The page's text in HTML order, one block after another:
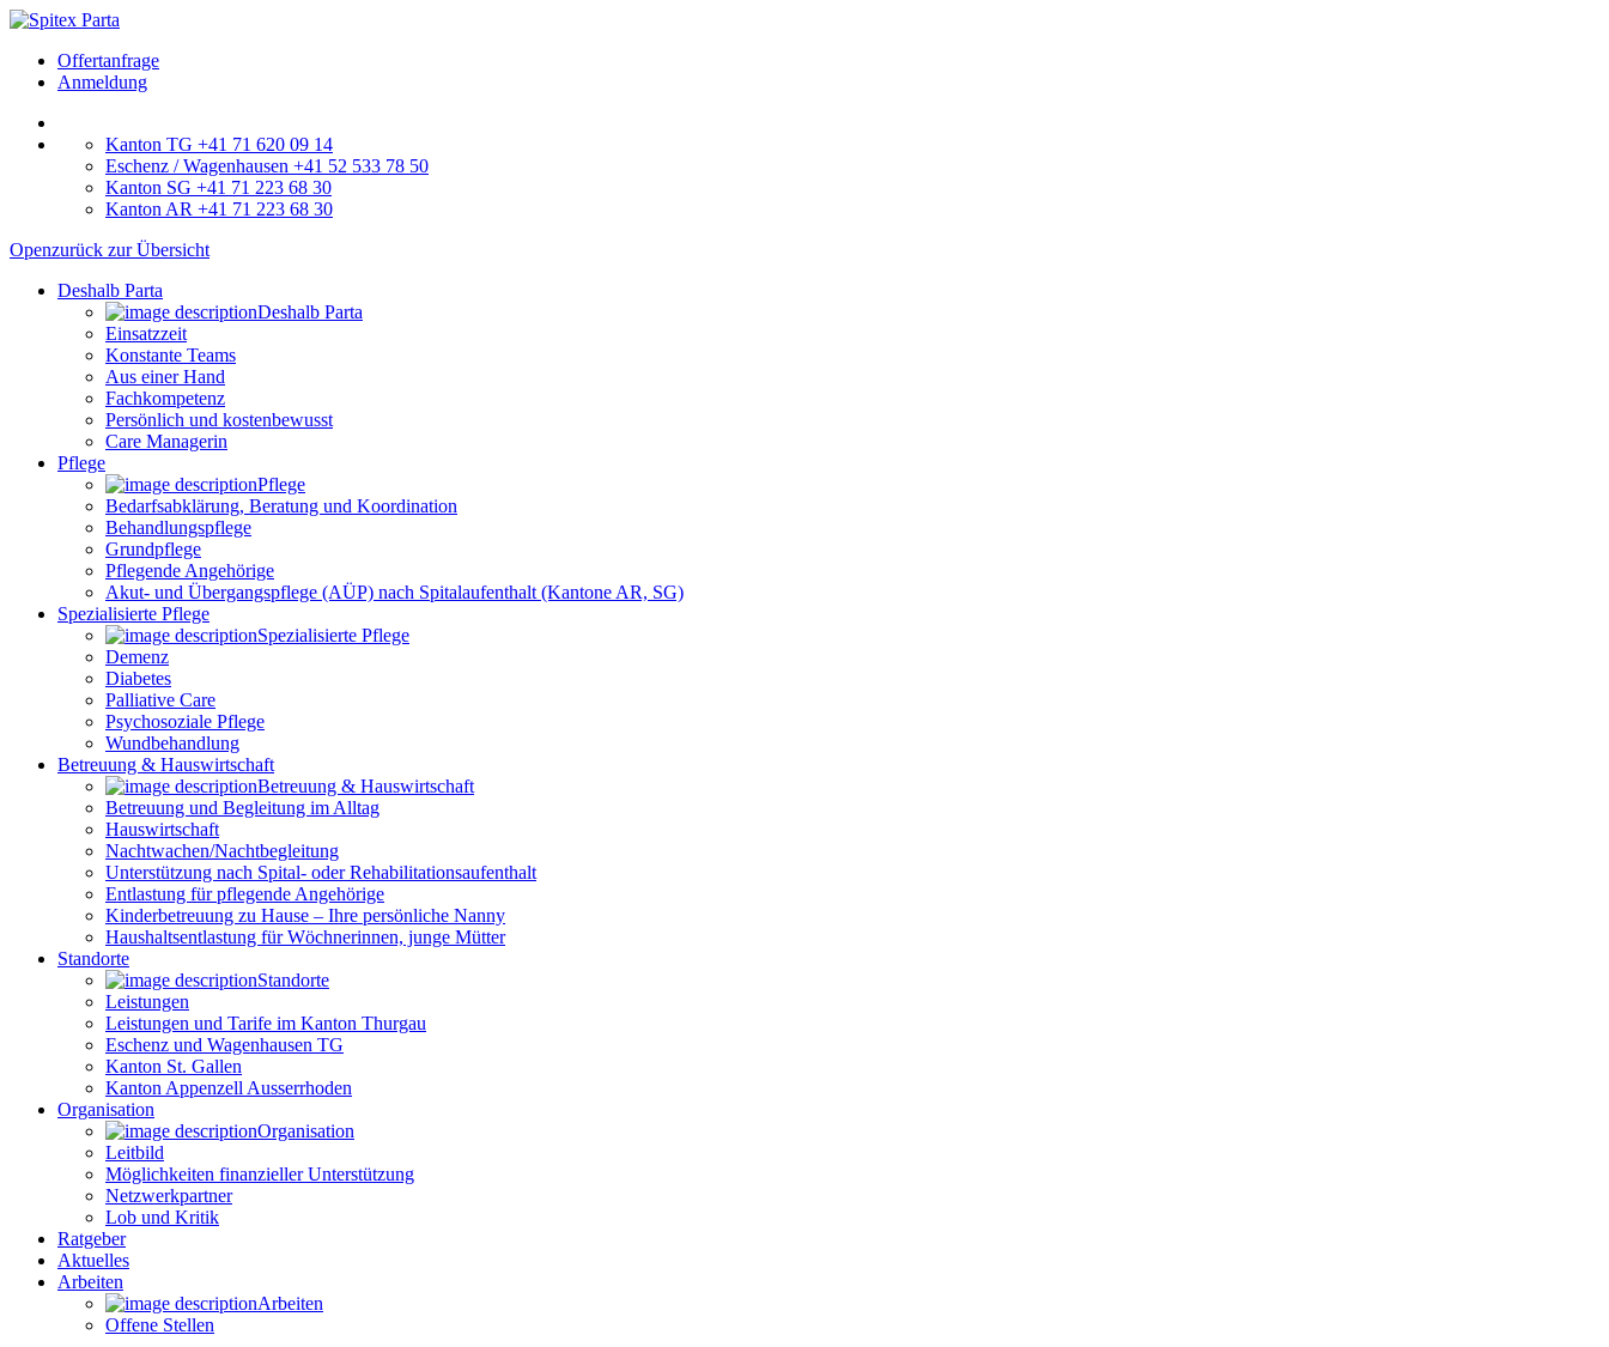
Offertanfrage
Anmeldung
Kanton TG +41 71 620 09 14
Eschenz / Wagenhausen +41 52 533 78 50
Kanton SG +41 71 223 68 30
Kanton AR +41 71 223 68 30
Openzurück zur Übersicht
Deshalb Parta
Deshalb Parta
Einsatzzeit
Konstante Teams
Aus einer Hand
Fachkompetenz
Persönlich und kostenbewusst
Care Managerin
Pflege
Pflege
Bedarfsabklärung, Beratung und Koordination
Behandlungspflege
Grundpflege
Pflegende Angehörige
Akut- und Übergangspflege (AÜP) nach Spitalaufenthalt (Kantone AR, SG)
Spezialisierte Pflege
Spezialisierte Pflege
Demenz
Diabetes
Palliative Care
Psychosoziale Pflege
Wundbehandlung
Betreuung & Hauswirtschaft
Betreuung & Hauswirtschaft
Betreuung und Begleitung im Alltag
Hauswirtschaft
Nachtwachen/Nachtbegleitung
Unterstützung nach Spital- oder Rehabilitationsaufenthalt
Entlastung für pflegende Angehörige
Kinderbetreuung zu Hause – Ihre persönliche Nanny
Haushaltsentlastung für Wöchnerinnen, junge Mütter
Standorte
Standorte
Leistungen
Leistungen und Tarife im Kanton Thurgau
Eschenz und Wagenhausen TG
Kanton St. Gallen
Kanton Appenzell Ausserrhoden
Organisation
Organisation
Leitbild
Möglichkeiten finanzieller Unterstützung
Netzwerkpartner
Lob und Kritik
Ratgeber
Aktuelles
Arbeiten
Arbeiten
Offene Stellen